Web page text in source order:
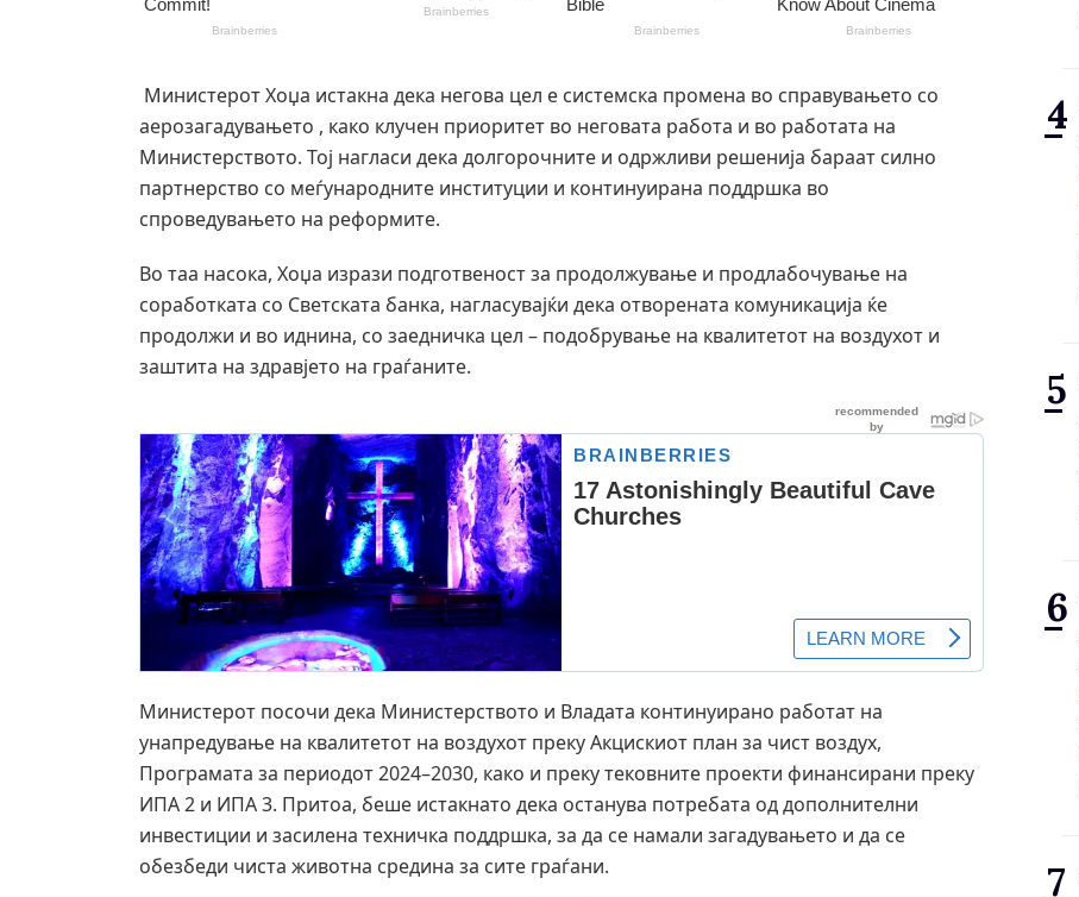
Министерот Хоџа истакна дека негова цел е системска промена во справувањето со
аерозагадувањето , како клучен приоритет во неговата работа и во работата на
Министерството. Тој нагласи дека долгорочните и одржливи решенија бараат силно
партнерство со меѓународните институции и континуирана поддршка во
спроведувањето на реформите.
Во таа насока, Хоџа изрази подготвеност за продолжување и продлабочување на
соработката со Светската банка, нагласувајќи дека отворената комуникација ќе
продолжи и во иднина, со заедничка цел – подобрување на квалитетот на воздухот и
заштита на здравјето на граѓаните.
Министерот посочи дека Министерството и Владата континуирано работат на
унапредување на квалитетот на воздухот преку Акцискиот план за чист воздух,
Програмата за периодот 2024–2030, како и преку тековните проекти финансирани преку
ИПА 2 и ИПА 3. Притоа, беше истакнато дека останува потребата од дополнителни
инвестиции и засилена техничка поддршка, за да се намали загадувањето и да се
обезбеди чиста животна средина за сите граѓани.